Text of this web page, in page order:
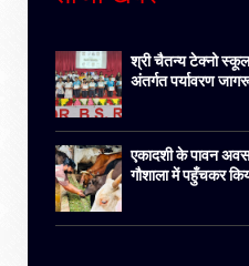
श्री चैतन्य टेक्नो
अंतर्गत पर्यावरण
एकादशी के पावन
गौशाला में पहुँचकर